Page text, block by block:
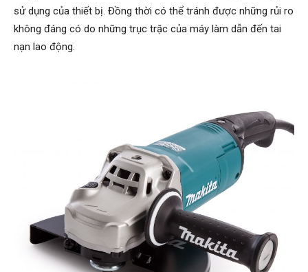
sử dụng của thiết bị. Đồng thời có thể tránh được những rủi ro
không đáng có do những trục trặc của máy làm dẫn đến tai
nạn lao động.